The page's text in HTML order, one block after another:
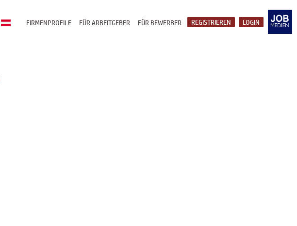
LOGIN
REGISTRIEREN
FÜR BEWERBER
FÜR ARBEITGEBER
FIRMENPROFILE